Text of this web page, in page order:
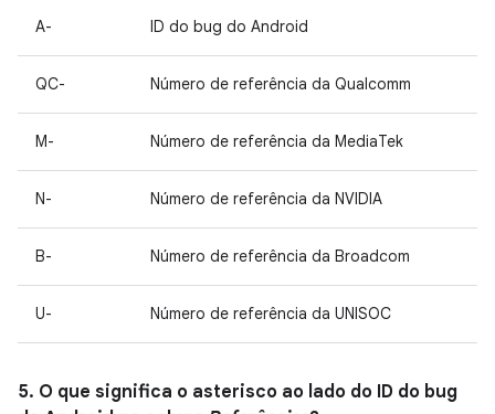
A- ID do bug do Android
QC- Número de referência da Qualcomm
M- Número de referência da MediaTek
N- Número de referência da NVIDIA
B- Número de referência da Broadcom
U- Número de referência da UNISOC
5. O que significa o asterisco ao lado do ID do bug